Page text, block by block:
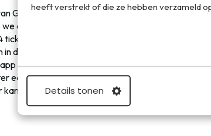
heeft verstrekt of die ze hebben verzameld
Details tonen
Garuda. Eigenlijk houden we zoiets leuks liever
dit wel delen. Als je de Indonesische
tickets naar je droombestemming in Indonesië. Je
de Gordel van Smaragd. Dit onder het motto ‘Ziet
kun je zelfs drie vrienden of vriendinnen
een vliegtuigraampje zetten. En je kunt
natuurlijk. En nu maar duimen dat we de